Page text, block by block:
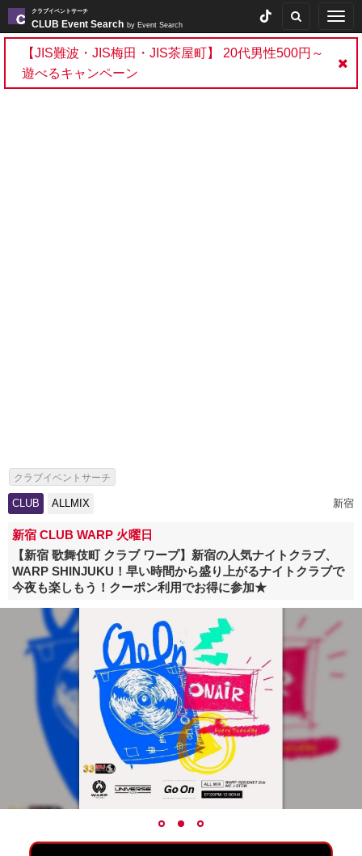
クラブイベントサーチ
CLUB Event Search by Event Search
【JIS難波・JIS梅田・JIS茶屋町】 20代男性500円～
遊べるキャンペーン
クラブイベントサーチ
海外アーティスト来日情報・芸能人出演イベント特集
CLUB ALLMIX 新宿
新宿 CLUB WARP 火曜日
【新宿 歌舞伎町 クラブ ワープ】新宿の人気ナイトクラブ、
WARP SHINJUKU！早い時間から盛り上がるナイトクラブで
今夜も楽しもう！クーポン利用でお得に参加★